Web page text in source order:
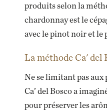
produits selon la
chardonnay est le
avec le pinot noir et le
La méthode Ca' del
Ne se limitant pas
Ca’ del Bosco a
pour préserver les